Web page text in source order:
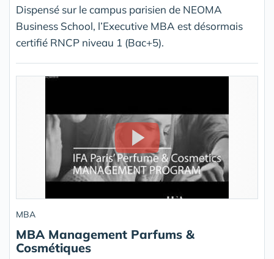
Dispensé sur le campus parisien de NEOMA
Business School, l’Executive MBA est désormais
certifié RNCP niveau 1 (Bac+5).
MBA
MBA Management Parfums &
Cosmétiques